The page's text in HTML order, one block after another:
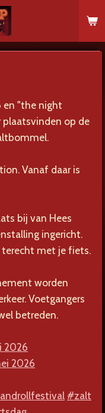
en "the night
plaatsvinden op de
Vanaf daar is
bij van Hees
ingericht.
met je fiets.
worden
Voetgangers
betreden.
2026
2026
#zalt